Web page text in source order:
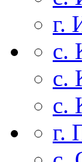
г.
с.
с.
с.
г.